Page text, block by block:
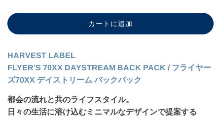
カートに追加
読
中
.
HARVEST LABEL
FLYER’S 70XX DAYSTREAM BACK PACK / フライヤー
ズ70XX デイストリーム バックパック
都会の流れと共のライフスタイル。
日々の生活に溶け込むミニマルなデザインで提案する